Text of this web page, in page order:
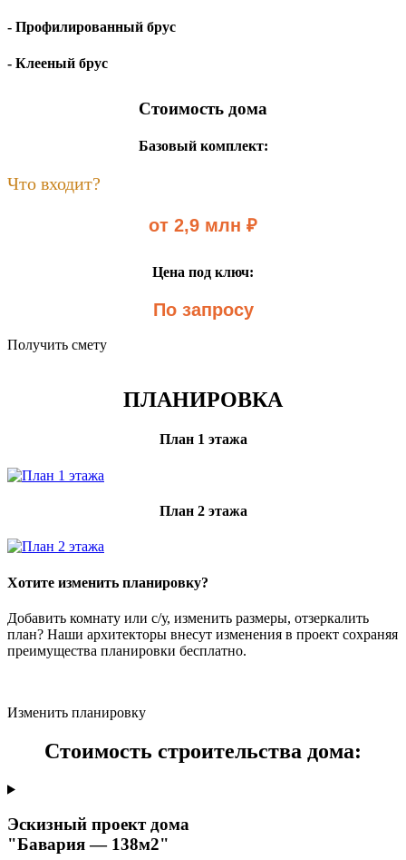
- Профилированный брус
- Клееный брус
Стоимость дома
Базовый комплект:
Что входит?
от 2,9 млн ₽
Цена под ключ:
По запросу
Получить смету
ПЛАНИРОВКА
План 1 этажа
План 2 этажа
Хотите изменить планировку?
Добавить комнату или с/у, изменить размеры, отзеркалить
план? Наши архитекторы внесут изменения в проект сохраняя
преимущества планировки бесплатно.
Изменить планировку
Стоимость строительства дома:
Эскизный проект дома
"Бавария — 138м2"